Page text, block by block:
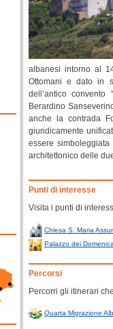
albanesi intorno al
Ottomani e dato in
dell’antico
Berardino
anche la contrada
giuridicamente
essere
architettonico delle
Punti di interesse
Visita i punti di
Chiesa S. Maria
Palazzo dei
Percorsi
Percorri gli itinerari
Quarta Migrazione